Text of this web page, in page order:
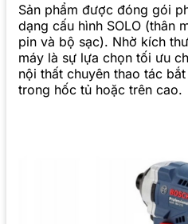
Sản phẩm được đóng gói
dạng cấu hình SOLO (thân
pin và bộ sạc). Nhờ kích
máy là sự lựa chọn tối ưu
nội thất chuyên thao tác
trong hốc tủ hoặc trên cao.